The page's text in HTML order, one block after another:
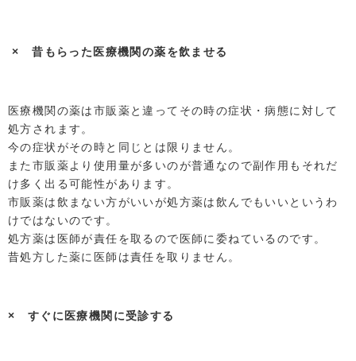
× 昔もらった医療機関の薬を飲ませる
医療機関の薬は市販薬と違ってその時の症状・病態に対して
処方されます。
今の症状がその時と同じとは限りません。
また市販薬より使用量が多いのが普通なので副作用もそれだ
け多く出る可能性があります。
市販薬は飲まない方がいいが処方薬は飲んでもいいというわ
けではないのです。
処方薬は医師が責任を取るので医師に委ねているのです。
昔処方した薬に医師は責任を取りません。
× すぐに医療機関に受診する